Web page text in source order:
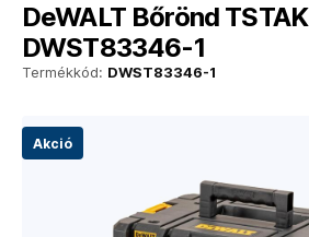
Akció
Termékkód: DWST83346-1
DeWALT Bőrönd
DWST83346-1